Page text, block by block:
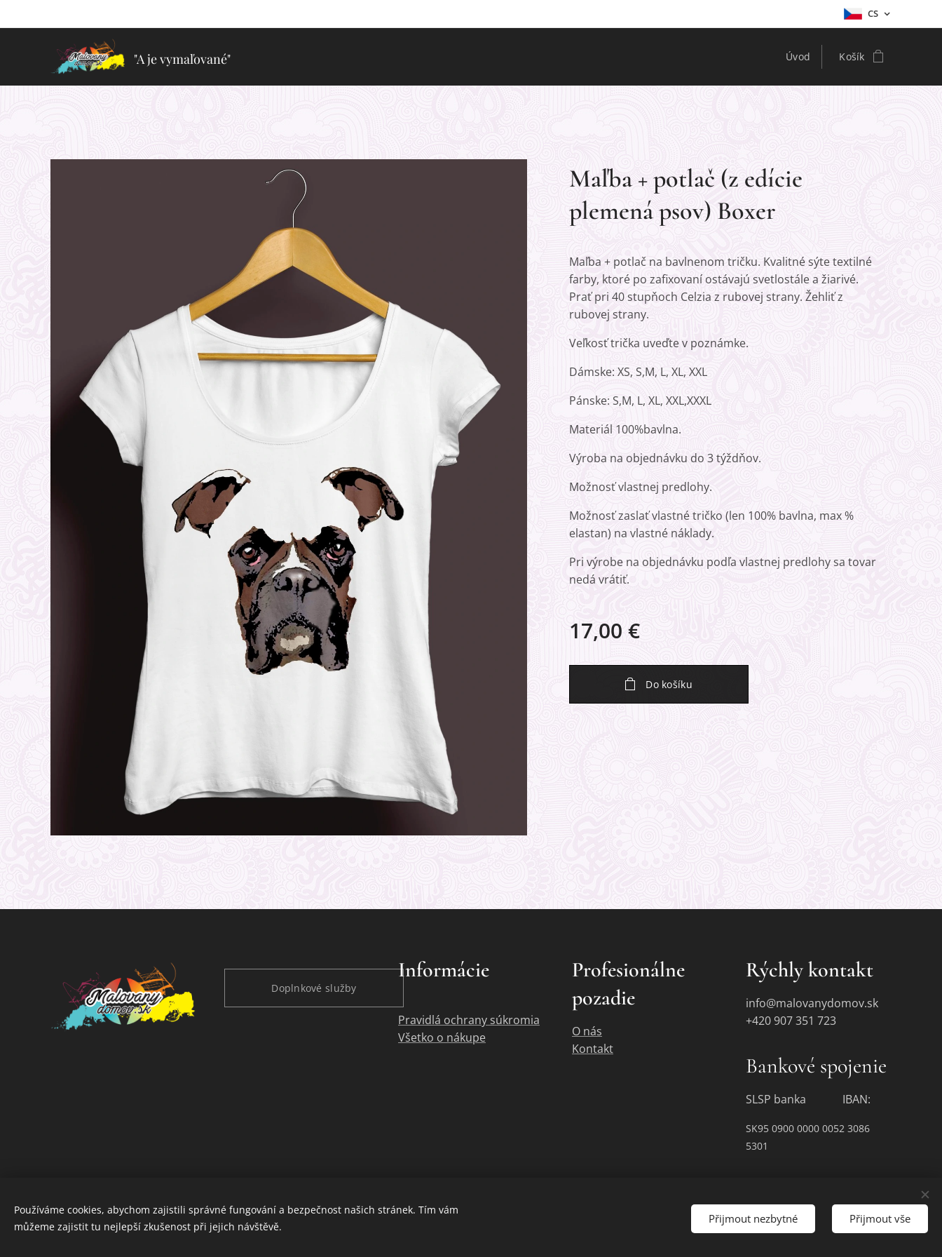
CS
"A je vymaľované" Úvod Košík
Maľba + potlač (z edície
plemená psov) Boxer
Maľba + potlač na bavlnenom tričku. Kvalitné sýte textilné
farby, ktoré po zafixovaní ostávajú svetlostále a žiarivé.
Prať pri 40 stupňoch Celzia z rubovej strany. Žehliť z
rubovej strany.
Veľkosť trička uveďte v poznámke.
Dámske: XS, S,M, L, XL, XXL
Pánske: S,M, L, XL, XXL,XXXL
Materiál 100%bavlna.
Výroba na objednávku do 3 týždňov.
Možnosť vlastnej predlohy.
Možnosť zaslať vlastné tričko (len 100% bavlna, max %
elastan) na vlastné náklady.
Pri výrobe na objednávku podľa vlastnej predlohy sa tovar
nedá vrátiť.
17,00 €
Do košíku
Doplnkové služby
Informácie
Pravidlá ochrany súkromia
Všetko o nákupe
Profesionálne
pozadie
O nás
Kontakt
Rýchly kontakt
info@malovanydomov.sk
+420 907 351 723
Bankové spojenie
SLSP banka IBAN:
SK95 0900 0000 0052 3086
5301
Copyright © 2020 www.malovanydomov.sk Jazyky Čeština Slovenčina
Používáme cookies, abychom zajistili správné fungování a bezpečnost našich stránek. Tím vám
můžeme zajistit tu nejlepší zkušenost při jejich návštěvě.
Přijmout nezbytné Přijmout vše